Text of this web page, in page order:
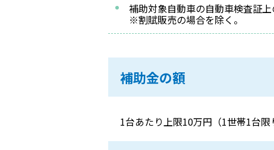
補助対象自動車の自動車検査証上
※割賦販売の場合を除く。
補助金の額
1台あたり上限10万円（1世帯1台限